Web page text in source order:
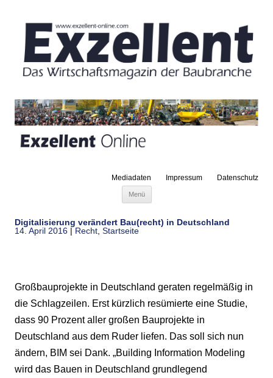
Mediadaten Impressum Datenschutz
Menü
Digitalisierung verändert Bau(recht) in Deutschland
14. April 2016 | Recht Startseite
Großbauprojekte in Deutschland geraten regelmäßig in
die Schlagzeilen. Erst kürzlich resümierte eine Studie,
dass 90 Prozent aller großen Bauprojekte in
Deutschland aus dem Ruder liefen. Das soll sich nun
ändern, BIM sei Dank. „Building Information Modeling
wird das Bauen in Deutschland grundlegend